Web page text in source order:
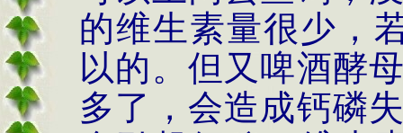
的维生素量很少，
以的。但又啤酒酵
多了，会造成钙磷